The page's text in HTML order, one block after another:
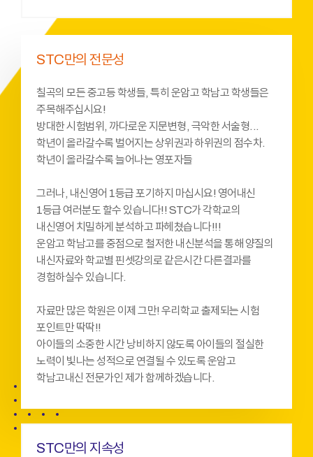
STC만의 전문성
칠곡의 모든 중고등 학생들, 특히 운암고 학남고 학생들은
주목해주십시요!
방대한 시험범위, 까다로운 지문변형, 극악한 서술형...
학년이 올라갈수록 벌어지는 상위권과 하위권의 점수차.
학년이 올라갈수록 늘어나는 영포자들
그러나, 내신영어 1등급 포기하지 마십시요! 영어내신
1등급 여러분도 할수 있습니다!! STC가 각학교의
내신영어 치밀하게 분석하고 파헤쳤습니다!!!
운암고 학남고를 중점으로 철저한 내신분석을 통해 양질의
내신자료와 학교별 핀셋강의로 같은시간 다른결과를
경험하실수 있습니다.
자료만 많은 학원은 이제 그만! 우리학교 출제되는 시험
포인트만 딱딱!!
아이들의 소중한 시간 낭비하지 않도록 아이들의 절실한
노력이 빛나는 성적으로 연결될 수 있도록 운암고
학남고내신 전문가인 제가 함께하겠습니다.
STC만의 지속성